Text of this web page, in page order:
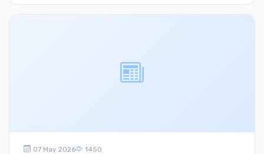
07 May 2026 1450